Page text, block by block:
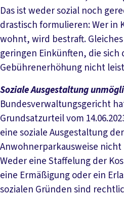
Das ist weder sozial noch
drastisch formulieren: Wer in
wohnt, wird bestraft.
geringen Einkünften, die sich
Gebührenerhöhung nicht
Soziale Ausgestaltung
Bundesverwaltungsgericht
Grundsatzurteil vom
eine soziale Ausgestaltung
Anwohnerparkausweise
Weder eine Staffelung der
eine Ermäßigung oder ein
sozialen Gründen sind